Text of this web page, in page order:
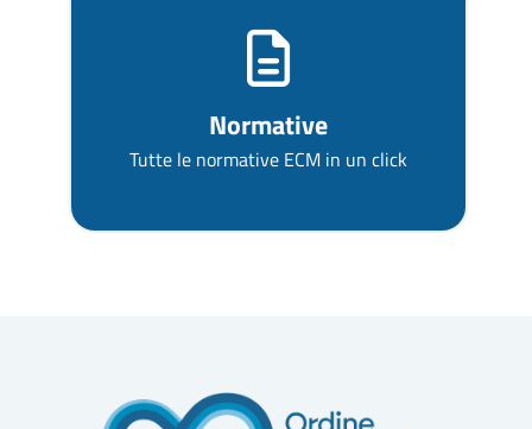
Normative
Tutte le normative ECM in un click